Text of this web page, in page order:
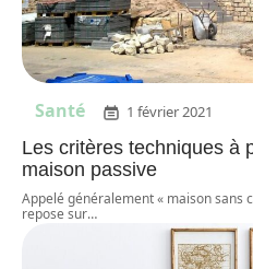
Santé 1 février 2021
Les critères techniques à
maison passive
Appelé généralement « maison sans
repose sur…